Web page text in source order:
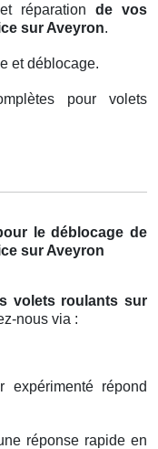
réparation de vos
sur Aveyron.
et déblocage.
pour volets
le déblocage de
sur Aveyron
volets roulants sur
nous via :
expérimenté répond
réponse rapide en